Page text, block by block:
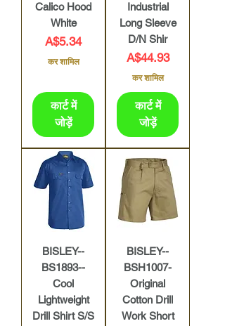
Calico Hood
White
मूल्य
A$5.34
कर शामिल
कार्ट में
जोड़ें
Industrial
Long Sleeve
D/N Shir
मूल्य
A$44.93
कर शामिल
कार्ट में
जोड़ें
BISLEY--
BS1893--
Cool
Lightweight
Drill Shirt S/S
BISLEY--
BSH1007-
Original
Cotton Drill
Work Short